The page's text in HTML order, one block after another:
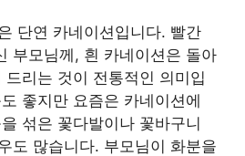
단연 카네이션입니다. 빨간
부모님께, 흰 카네이션은 돌아
리는 것이 전통적인 의미입
좋지만 요즘은 카네이션에
섞은 꽃다발이나 꽃바구니
도 많습니다. 부모님이 화분을